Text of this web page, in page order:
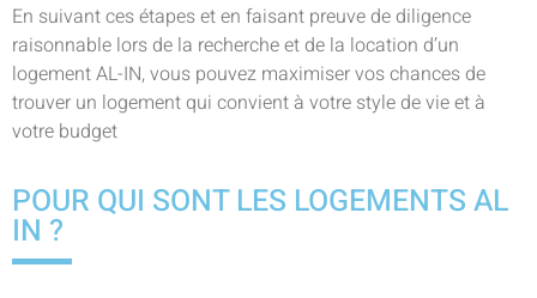
En suivant ces étapes et en faisant preuve de diligence
raisonnable lors de la recherche et de la location d’un
logement AL-IN, vous pouvez maximiser vos chances de
trouver un logement qui convient à votre style de vie et à
votre budget
POUR QUI SONT LES LOGEMENTS AL
IN ?